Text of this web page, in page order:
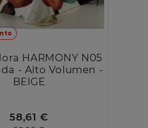
HARMONY N05
- Alto Volumen -
BEIGE
58,61 €